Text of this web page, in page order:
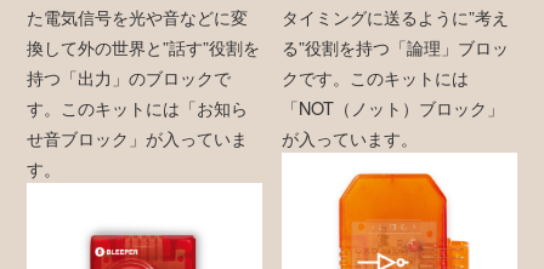
た電気信号を光や音などに変
換して外の世界と”話す”役割を
持つ「出力」のブロックで
す。このキットには「お知ら
せ音ブロック」が入っていま
す。
タイミングに送るように”考え
る”役割を持つ「論理」ブロッ
クです。このキットには
「NOT（ノット）ブロック」
が入っています。